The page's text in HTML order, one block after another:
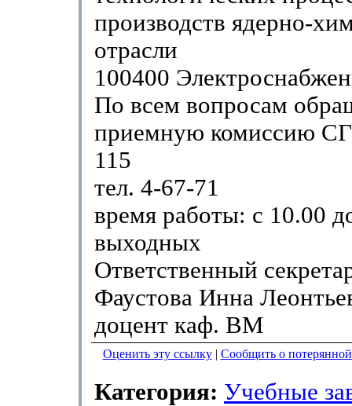
производств ядерно-
отрасли
100400
По всем вопросам
приемную комиссию
115
тел. 4-67-71
время работы: с 10.00
выходных
Ответственный
Фаустова Инна
доцент каф. ВМ
Оценить эту ссылку| Сообщить о
Категория: Учебные